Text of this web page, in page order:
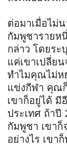
ต่อมาเมื่อไม่
กัมพูชารายห
กล่าว โดยระ
แค่เขาเปลี่ย
ทำไมคุณไม่ห
แข่งกีฬา คุณ
เขาก็อยู่ได้ มี
ประเทศ ถ้าปี
กัมพูชา เขา
อย่างไร เขา